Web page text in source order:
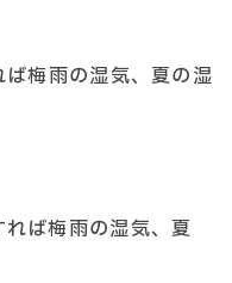
梅雨の湿気、夏の湿
ば梅雨の湿気、夏